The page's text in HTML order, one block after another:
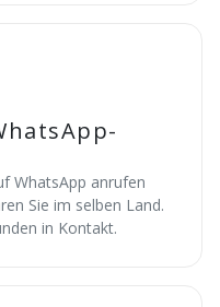
WhatsApp anrufen
Sie im selben Land.
in Kontakt.